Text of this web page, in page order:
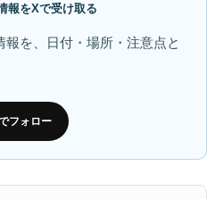
報をXで受け取る
を、日付・場所・注意点と
フォロー